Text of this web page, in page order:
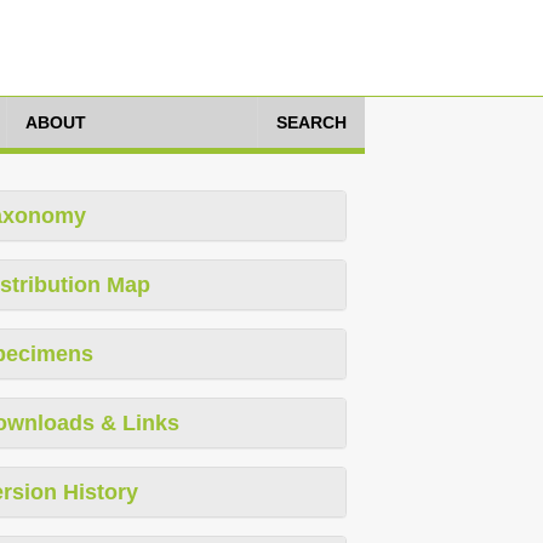
ABOUT SEARCH
Map
& Links
History